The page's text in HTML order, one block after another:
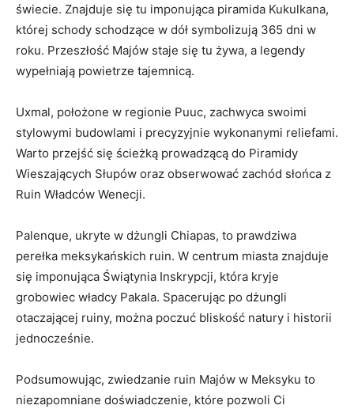
świecie. Znajduje się tu imponująca piramida Kukulkana,
której schody schodzące w dół⁣ symbolizują 365 dni w
roku. Przeszłość Majów staje się tu żywa, a legendy
wypełniają powietrze tajemnicą.
Uxmal, położone w regionie Puuc, zachwyca swoimi
stylowymi budowlami‍ i precyzyjnie wykonanymi reliefami.
Warto przejść się ścieżką prowadzącą do Piramidy
Wieszających Słupów oraz⁤ obserwować zachód słońca ⁢z
Ruin Władców Wenecji.
Palenque, ukryte w dżungli⁢ Chiapas, to prawdziwa
perełka meksykańskich ruin. ⁢W centrum miasta znajduje
się imponująca Świątynia Inskrypcji,⁤ która kryje
grobowiec ‍władcy Pakala. Spacerując ‍po dżungli
otaczającej ruiny, można ⁢poczuć bliskość natury i‍ historii
jednocześnie.
Podsumowując, zwiedzanie ruin Majów w ⁢Meksyku to
niezapomniane doświadczenie, które pozwoli Ci